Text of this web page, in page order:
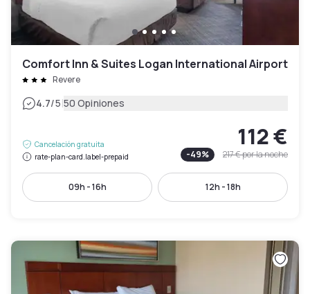
Comfort Inn & Suites Logan International Airport
Revere
4.7/5|50 Opiniones
Cancelación gratuita
rate-plan-card.label-prepaid
112 €
-49% 217 €por la noche
09h - 16h 12h - 18h